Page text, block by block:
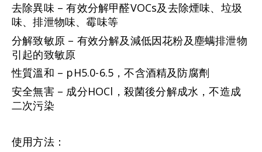
去除異味 – 有效分解甲醛VOCs及去除煙味、垃圾
味、排泄物味、霉味等
分解致敏原 – 有效分解及減低因花粉及塵螨排泄物
引起的致敏原
性質溫和 – pH5.0-6.5，不含酒精及防腐劑
安全無害 – 成分HOCl，殺菌後分解成水，不造成
二次污染
使用方法：